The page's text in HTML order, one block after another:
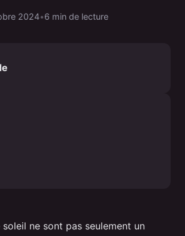
2024•6 min de lecture
ne sont pas seulement un